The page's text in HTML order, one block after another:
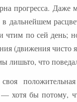
прогресса. Даже
дальнейшем
по сей день;
(движения чисто
лишьто, что
хотя бы потому,